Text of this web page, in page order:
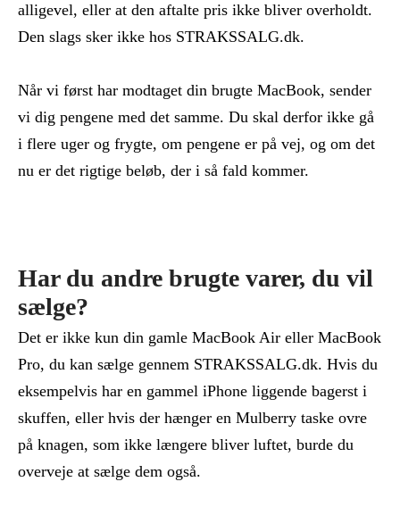
alligevel, eller at den aftalte pris ikke bliver overholdt.
Den slags sker ikke hos STRAKSSALG.dk.
Når vi først har modtaget din brugte MacBook, sender
vi dig pengene med det samme. Du skal derfor ikke gå
i flere uger og frygte, om pengene er på vej, og om det
nu er det rigtige beløb, der i så fald kommer.
Har du andre brugte varer, du vil
sælge?
Det er ikke kun din gamle MacBook Air eller MacBook
Pro, du kan sælge gennem STRAKSSALG.dk. Hvis du
eksempelvis har en gammel iPhone liggende bagerst i
skuffen, eller hvis der hænger en Mulberry taske ovre
på knagen, som ikke længere bliver luftet, burde du
overveje at sælge dem også.